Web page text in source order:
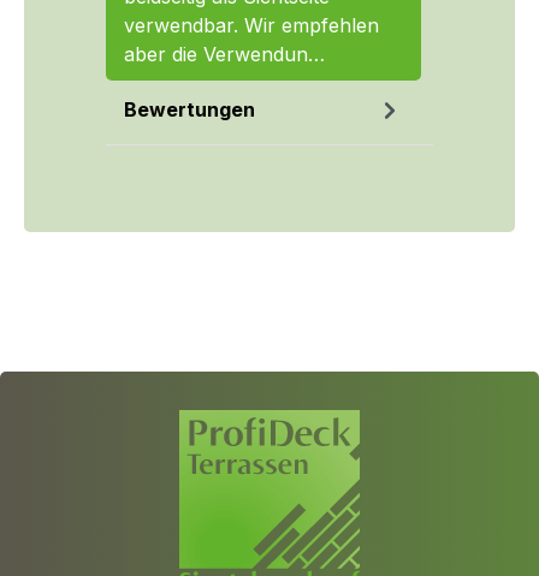
verwendbar. Wir empfehlen
aber die Verwendun…
Bewertungen